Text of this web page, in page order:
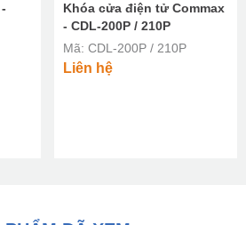
Khóa cửa điện tử Commax
- CDL-200P / 210P
Mã: CDL-200P / 210P
Liên hệ